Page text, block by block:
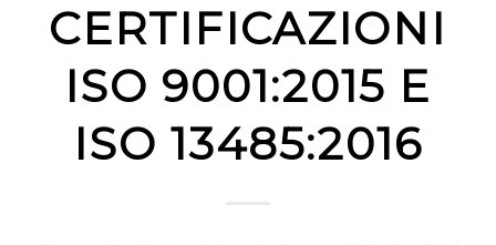
CERTIFICAZIONI
ISO 9001:2015 E
ISO 13485:2016